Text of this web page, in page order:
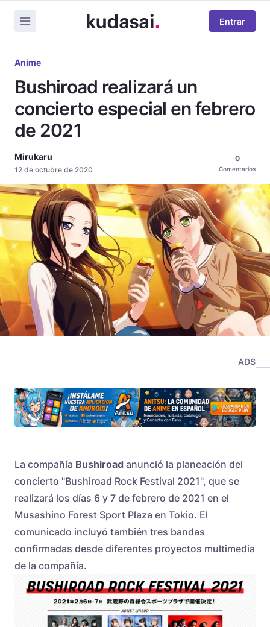
Entrar
Anime
Bushiroad realizará un
concierto especial en febrero
de 2021
Mirukaru
12 de octubre de 2020
0
Comentarios
ADS
La compañía Bushiroad anunció la planeación del
concierto "Bushiroad Rock Festival 2021", que se
realizará los días 6 y 7 de febrero de 2021 en el
Musashino Forest Sport Plaza en Tokio. El
comunicado incluyó también tres bandas
confirmadas desde diferentes proyectos multimedia
de la compañía.